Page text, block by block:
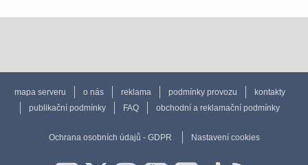
mapa serveru o nás reklama podmínky provozu
kontakty
publikační podmínky
FAQ obchodní a reklamační podmínky
Ochrana osobních údajů - GDPR Nastavení cookies